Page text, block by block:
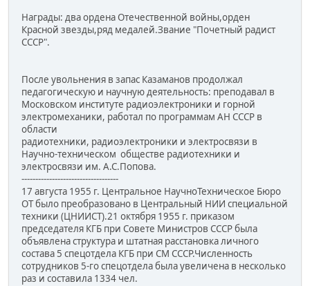
Награды: два ордена Отечественной войны,орден
Красной звезды,ряд медалей.Звание "Почетный радист
СССР".
После увольнения в запас Казаманов продолжал
педагогическую и научную деятельность: преподавал в
Московском институте радиоэлектроники и горной
электромеханики, работал по программам АН СССР в
области
радиотехники, радиоэлектроники и электросвязи в
Научно-техническом обществе радиотехники и
электросвязи им. А.С.Попова.
-----------------------------------
17 августа 1955 г. Центральное НаучноТехническое Бюро
ОТ было преобразовано в Центральный НИИ специальной
техники (ЦНИИСТ).21 октября 1955 г. приказом
председателя КГБ при Совете Министров СССР была
объявлена структура и штатная расстановка личного
состава 5 спецотдела КГБ при СМ СССР.Численность
сотрудников 5-го спецотдела была увеличена в несколько
раз и составила 1334 чел.